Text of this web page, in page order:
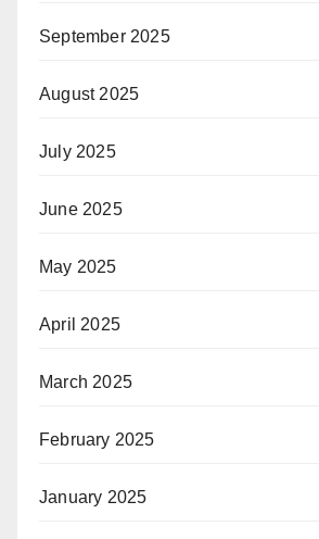
September 2025
August 2025
July 2025
June 2025
May 2025
April 2025
March 2025
February 2025
January 2025